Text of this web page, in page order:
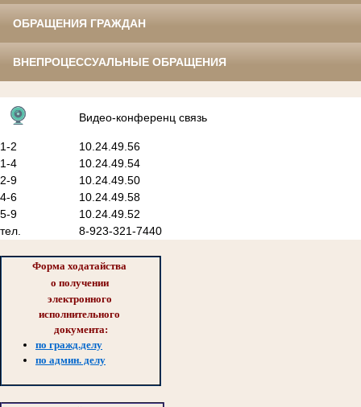
ОБРАЩЕНИЯ ГРАЖДАН
ВНЕПРОЦЕССУАЛЬНЫЕ ОБРАЩЕНИЯ
Видео-конференц связь
1-2
10.24.49.56
1-4
10.24.49.54
2-9
10.24.49.50
4-6
10.24.49.58
5-9
10.24.49.52
тел.
8-923-321-7440
Форма ходатайства
о получении
электронного
исполнительного
документа:
по гражд.делу
по админ. делу